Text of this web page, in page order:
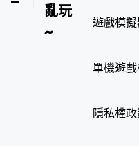
亂玩
~
遊戲模
單機遊
隱私權